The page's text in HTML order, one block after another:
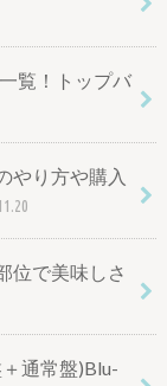
覧！トップバ
やり方や購入
位で美味しさ
通常盤)Blu-